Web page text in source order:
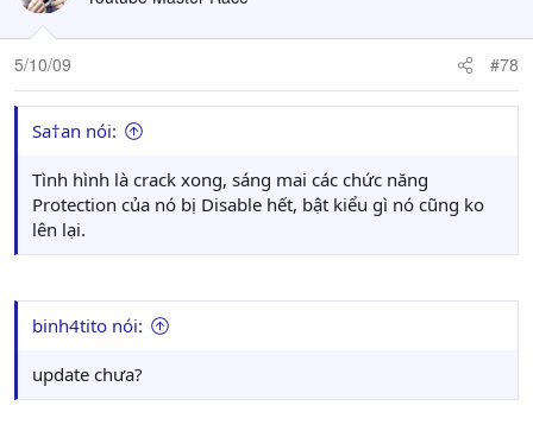
5/10/09 #78
Sa†an nói:
Tình hình là crack xong, sáng mai các chức năng
Protection của nó bị Disable hết, bật kiểu gì nó cũng ko
lên lại.
binh4tito nói:
update chưa?